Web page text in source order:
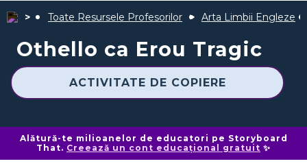
Toate Resursele Profesorilor Arta Limbii Engleze
Othello ca Erou Tragic
ACTIVITATE DE COPIERE
Alătură-te milioanelor de educatori pe Storyboard
That. Creează un cont educațional gratuit ✨